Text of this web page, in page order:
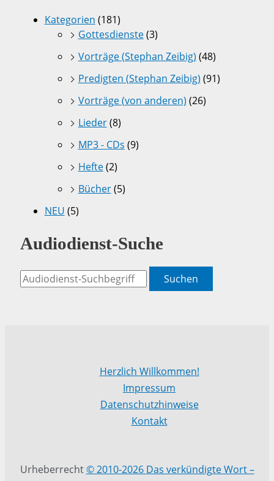
Kategorien (181)
Gottesdienste(3)
Vorträge (Stephan Zeibig) (48)
Predigten (Stephan Zeibig) (91)
Vorträge (von anderen) (26)
Lieder(8)
MP3 - CDs (9)
Hefte(2)
Bücher(5)
NEU (5)
Audiodienst-Suche
Suchen
Herzlich Willkommen!
Impressum
Datenschutzhinweise
Kontakt
Urheberrecht© 2010-2026 Das verkündigte Wort –